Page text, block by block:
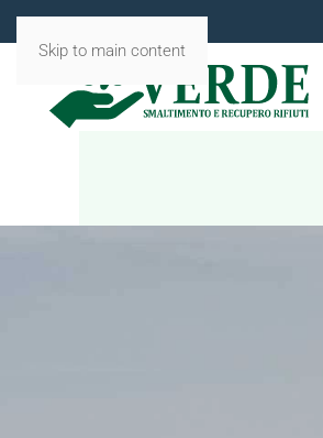
Skip to main content